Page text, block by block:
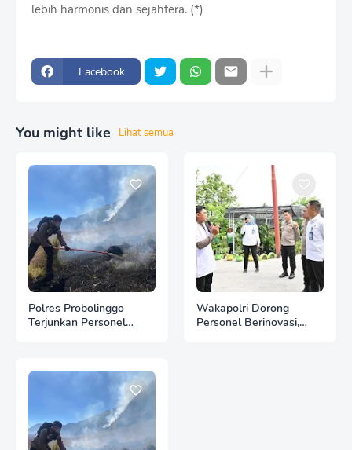
lebih harmonis dan sejahtera. (*)
Facebook
You might like Lihat semua
Polres Probolinggo
Terjunkan Personel
Wakapolri Dorong
Personel Berinovasi,